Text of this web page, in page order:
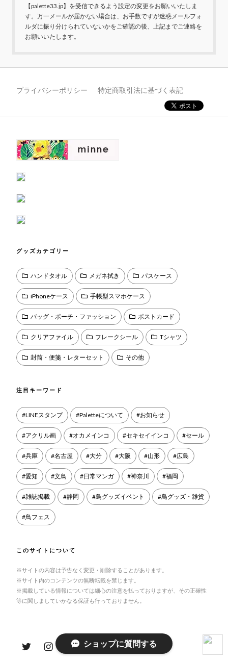
【palette33.jp】を受信できるよう設定の変更をお願いいたしま
す。万一メールが届かない場合は、お手数ですが迷惑メールフォ
ルダに振り分けられていないかをご確認の後、上記までご連絡を
お願いいたします。
プライバシーポリシー 特定商取引法に基づく表記
グッズカテゴリー
ハンドタオル メガネ拭き パスケース
iPhoneケース 手帳型スマホケース
バッグ・ポーチ・ファッション ポストカード
クリアファイル フレークシール Tシャツ
封筒・便箋・レターセット その他
注目キーワード
LINEスタンプ Paletteについて お知らせ
アクリル画 オカメインコ セキセイインコ セール
兵庫 名古屋 大分 大阪 山形 広島
愛知 文鳥 日常マンガ 神奈川 福岡
雑誌掲載 静岡 鳥グッズイベント 鳥グッズ・雑貨
鳥フェス
このサイトについて
※サイトの内容は予告なく変更・削除することがあります。
※サイト内のコンテンツの無断転載を禁じます。
※掲載している情報については細心の注意を払っておりますが、その正確性
等に関しましていかなる保証も行っておりません。
TwitterInstagramfacebook
Email
ショップに質問する